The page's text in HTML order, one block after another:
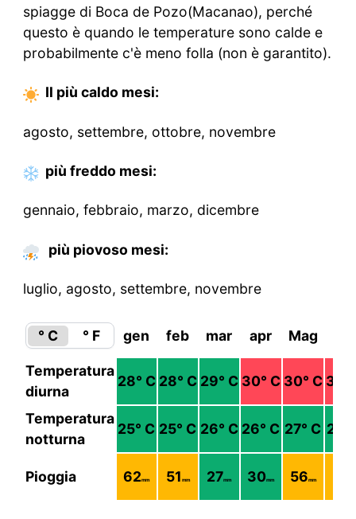
spiagge di Boca de Pozo(Macanao), perché
questo è quando le temperature sono calde e
probabilmente c'è meno folla (non è garantito).
Il più caldo mesi:
agosto, settembre, ottobre, novembre
più freddo mesi:
gennaio, febbraio, marzo, dicembre
più piovoso mesi:
luglio, agosto, settembre, novembre
° C ° F gen feb mar apr Mag
Temperatura
diurna
28° C 28° C 29° C 30° C 30° C 30
Temperatura
notturna
25° C 25° C 26° C 26° C 27° C 27
Pioggia 62mm 51 mm 27mm 30mm 56mm